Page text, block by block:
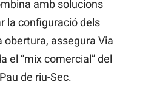
amb solucions
la configuració dels
assegura Via
el “mix comercial” del
de riu-Sec.